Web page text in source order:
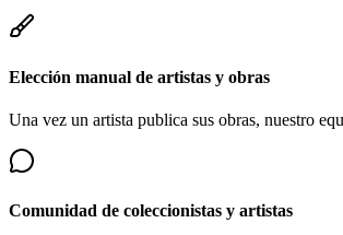
Elección manual de artistas y obras
Una vez un artista publica sus obras, nuestro
Comunidad de coleccionistas y artistas